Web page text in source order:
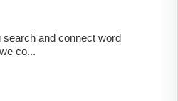
search and connect word
co...